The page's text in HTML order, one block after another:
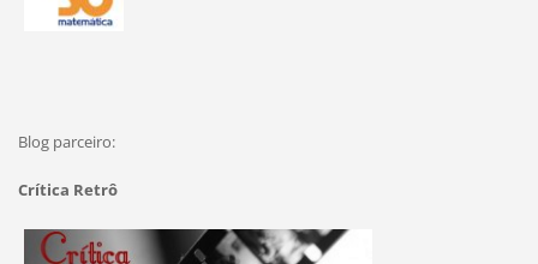
Blog parceiro:
Crítica Retrô